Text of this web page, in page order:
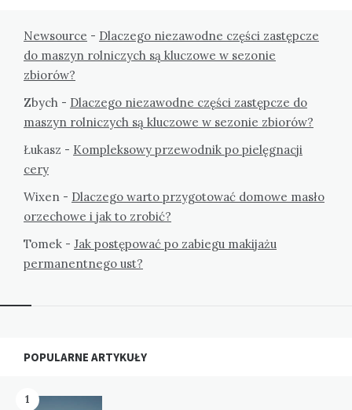
Newsource - Dlaczego niezawodne części zastępcze
do maszyn rolniczych są kluczowe w sezonie
zbiorów?
Zbych - Dlaczego niezawodne części zastępcze do
maszyn rolniczych są kluczowe w sezonie zbiorów?
Łukasz - Kompleksowy przewodnik po pielęgnacji
cery
Wixen - Dlaczego warto przygotować domowe masło
orzechowe i jak to zrobić?
Tomek - Jak postępować po zabiegu makijażu
permanentnego ust?
Widgets
POPULARNE ARTYKUŁY
1